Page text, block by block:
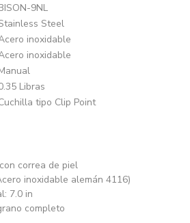
9NL
Steel
inoxidable
inoxidable
Libras
tipo Clip Point
correa de piel
inoxidable alemán 4116)
7.0 in
completo